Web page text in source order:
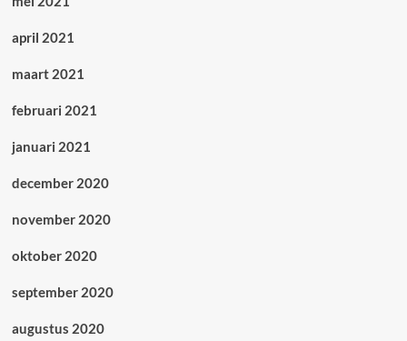
april 2021
maart 2021
februari 2021
januari 2021
december 2020
november 2020
oktober 2020
september 2020
augustus 2020